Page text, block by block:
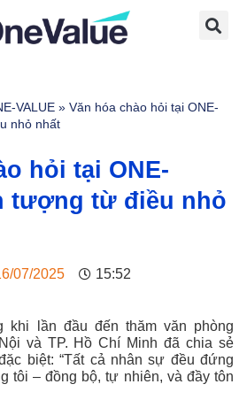
VALUE » Văn hóa chào hỏi tại ONE-
nhỏ nhất
hỏi tại ONE-
tượng từ điều nhỏ
07/2025 15:52
khi lần đầu đến thăm văn phòng
và TP. Hồ Chí Minh đã chia sẻ
biệt: “Tất cả nhân sự đều đứng
tôi – đồng bộ, tự nhiên, và đầy tôn